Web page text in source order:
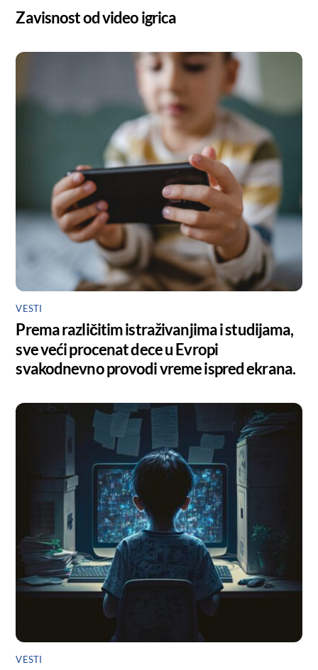
Zavisnost od video igrica
VESTI
Prema različitim istraživanjima i studijama,
sve veći procenat dece u Evropi
svakodnevno provodi vreme ispred ekrana.
VESTI